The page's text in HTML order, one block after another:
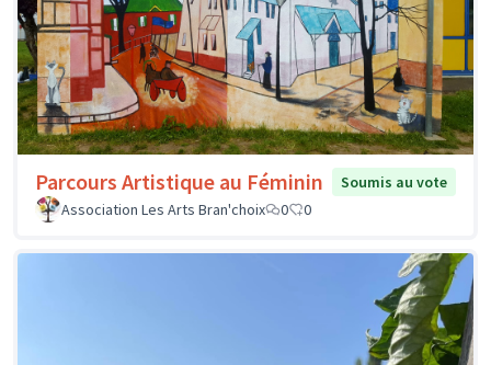
Parcours Artistique au Féminin
Soumis au vote
Association Les Arts Bran'choix
0 0